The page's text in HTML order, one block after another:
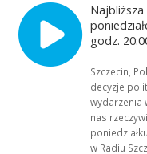
godz.
Szczecin,
decyzje
wydarzenia
nas
w Radiu